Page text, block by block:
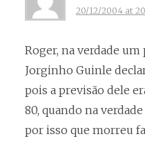
20/12/2004 at
Roger, na verdade
Jorginho Guinle
pois a previsão dele
80, quando na
por isso que morreu